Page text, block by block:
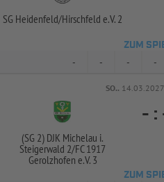
SG Heidenfeld/Hirschfeld e.V. 2
ZUM
- - - -
SO..
(SG 2) DJK Michelau i.
Steigerwald 2/FC 1917
Gerolzhofen e.V. 3
- :
ZUM